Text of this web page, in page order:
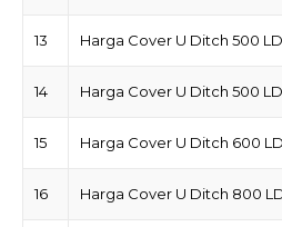
13 Harga Cover U Ditch 500 LD
14 Harga Cover U Ditch 500 LD
15 Harga Cover U Ditch 600 LD
16 Harga Cover U Ditch 800